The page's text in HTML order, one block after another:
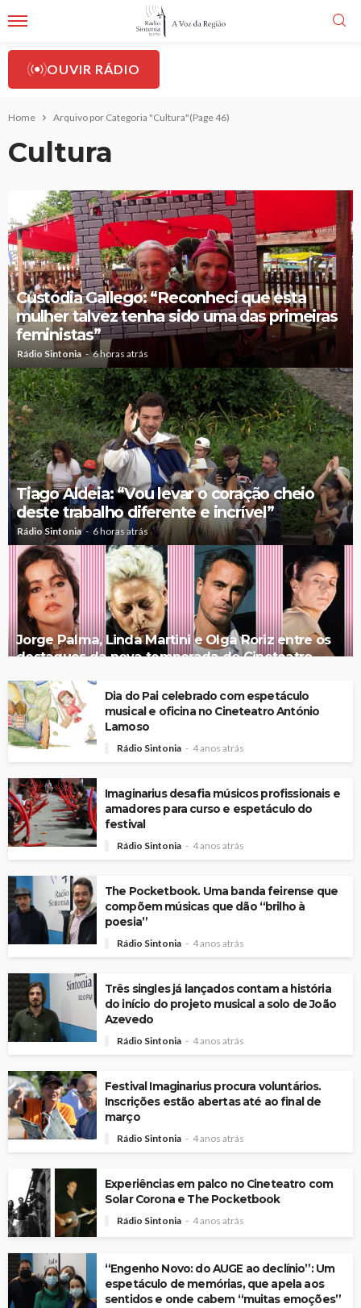
OUVIR RÁDIO
Home Arquivo por Categoria "Cultura"(Page 46)
Cultura
Custódia Gallego: “Reconheci que esta
mulher talvez tenha sido uma das primeiras
feministas”
Rádio Sintonia 6 horas atrás
Tiago Aldeia: “Vou levar o coração cheio
deste trabalho diferente e incrível”
Rádio Sintonia 6 horas atrás
Jorge Palma, Linda Martini e Olga Roriz entre os
destaques da nova temporada do Cineteatro
Dia do Pai celebrado com espetáculo
musical e oficina no Cineteatro António
Lamoso
Rádio Sintonia 4 anos atrás
Imaginarius desafia músicos profissionais e
amadores para curso e espetáculo do
festival
Rádio Sintonia 4 anos atrás
The Pocketbook. Uma banda feirense que
compõem músicas que dão “brilho à
poesia”
Rádio Sintonia 4 anos atrás
Três singles já lançados contam a história
do início do projeto musical a solo de João
Azevedo
Rádio Sintonia 4 anos atrás
Festival Imaginarius procura voluntários.
Inscrições estão abertas até ao final de
março
Rádio Sintonia 4 anos atrás
Experiências em palco no Cineteatro com
Solar Corona e The Pocketbook
Rádio Sintonia 4 anos atrás
“Engenho Novo: do AUGE ao declínio”: Um
espetáculo de memórias, que apela aos
sentidos e onde cabem “muitas emoções”